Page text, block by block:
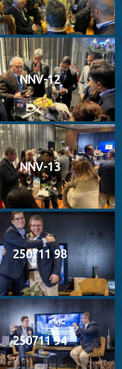
NNV-12
NNV-13
250711 98
250711 94